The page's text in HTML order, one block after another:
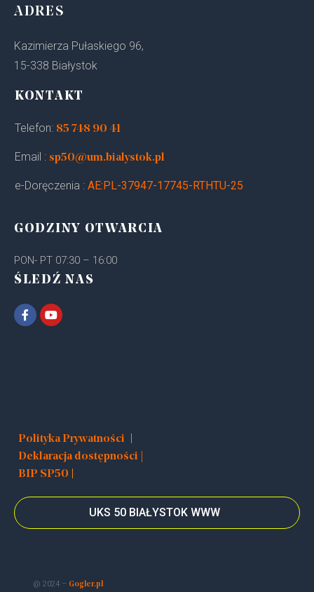
ADRES
Kazimierza Pułaskiego 96,
15-338 Białystok
KONTAKT
Telefon: 85 748 90 41
Email : sp50@um.bialystok.pl
e-Doręczenia : AE:PL-37947-17745-RTHTU-25
GODZINY OTWARCIA
PON- PT 07:30 – 16:00
ŚLEDŹ NAS
Polityka Prywatności
Deklaracja dostępności |
BIP SP50
UKS 50 BIAŁYSTOK WWW
@ 2024 – Gogler.pl